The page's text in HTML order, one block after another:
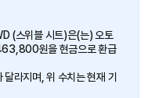
(스위블 시트)은(는) 오토
원을 현금으로 환급
라지며, 위 수치는 현재 기